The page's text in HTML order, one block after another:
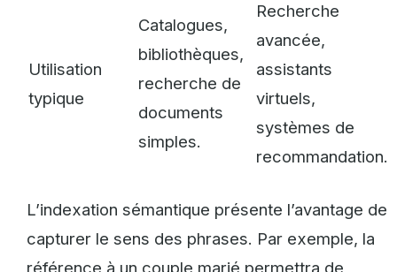
Utilisation
typique
Catalogues,
bibliothèques,
recherche de
documents
simples.
Recherche
avancée,
assistants
virtuels,
systèmes de
recommandation.
L’indexation sémantique présente l’avantage de
capturer le sens des phrases. Par exemple, la
référence à un couple marié permettra de